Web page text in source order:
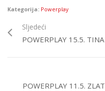
Kategorija: Powerplay
Sljedeći
POWERPLAY 15.5.
POWERPLAY 11.5.